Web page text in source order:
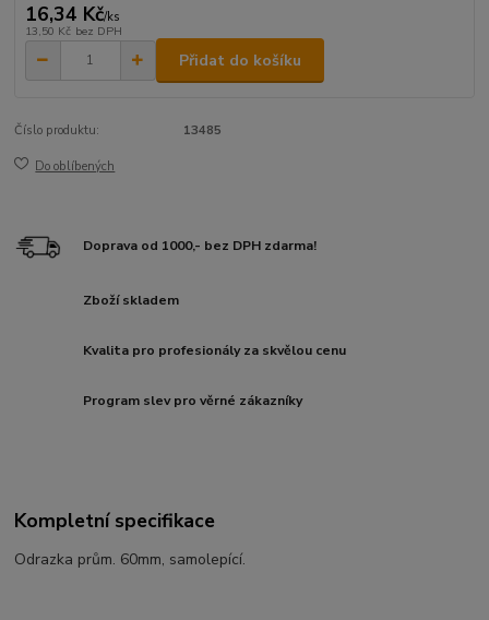
16,34 Kč/ks
13,50 Kč bez DPH
Přidat do košíku
Číslo produktu: 13485
Do oblíbených
Doprava od 1000,- bez DPH zdarma!
Zboží skladem
Kvalita pro profesionály za skvělou cenu
Program slev pro věrné zákazníky
Kompletní specifikace
Odrazka prům. 60mm, samolepící.